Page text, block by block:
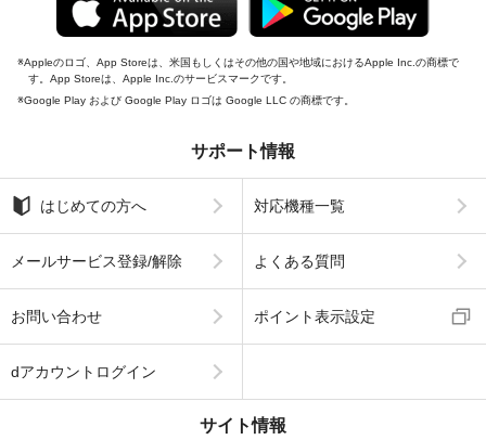
Appleのロゴ、App Storeは、米国もしくはその他の国や地域におけるApple Inc.の商標で
す。App Storeは、Apple Inc.のサービスマークです。
Google Play および Google Play ロゴは Google LLC の商標です。
サポート情報
はじめての方へ 対応機種一覧
メールサービス登録/解除 よくある質問
お問い合わせ ポイント表示設定
dアカウントログイン
サイト情報